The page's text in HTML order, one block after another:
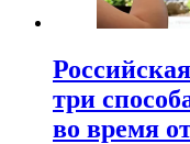
три
во время